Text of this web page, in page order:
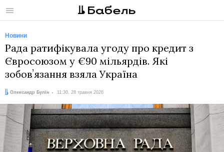
Меню
Новини
Рада ратифікувала угоду про кредит з
Євросоюзом у €90 мільярдів. Які
зобовʼязання взяла Україна
Автор:
Олександр Булін
Дата: 11:30, 28 травня 2026